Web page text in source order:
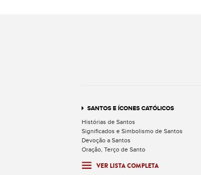
SANTOS E ÍCONES CATÓLICOS
Histórias de Santos
Significados e Simbolismo de Santos
Devoção a Santos
Oração, Terço de Santo
VER LISTA COMPLETA